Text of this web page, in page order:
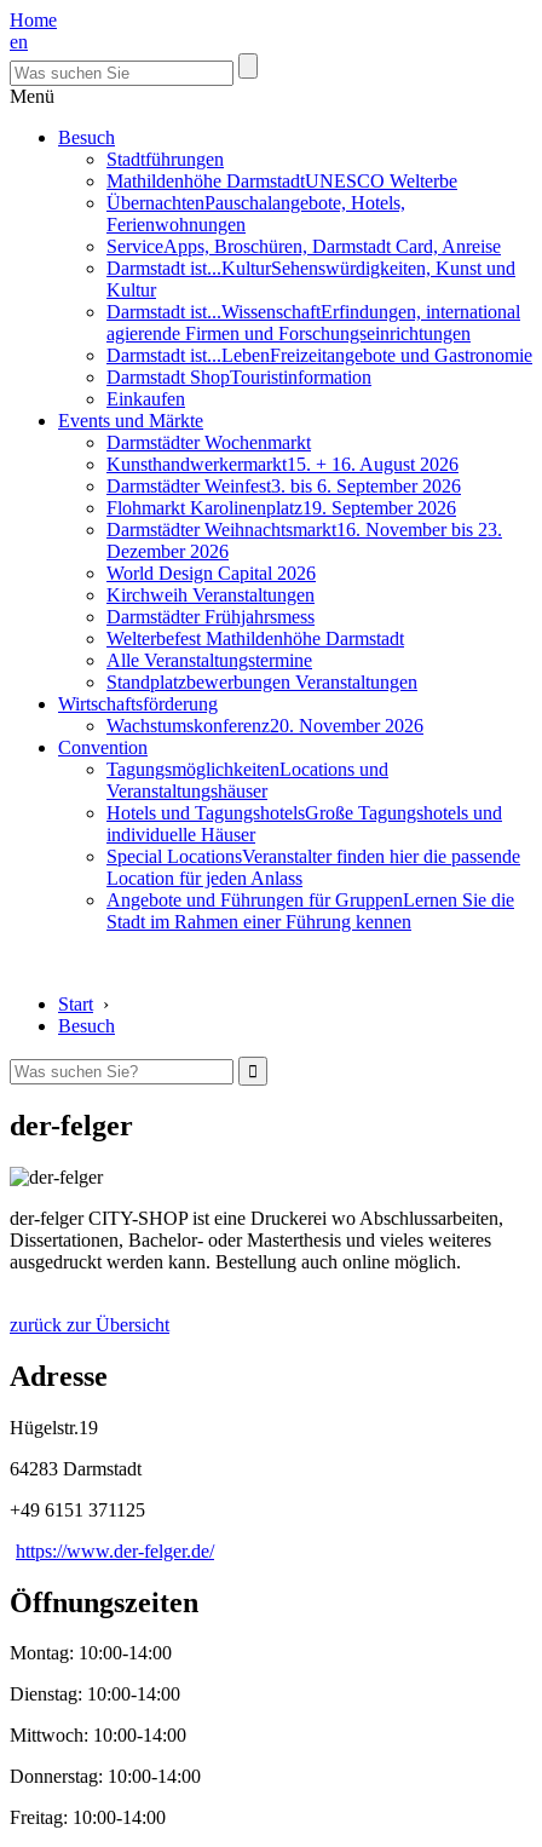
Home
en
Menü
Besuch
Stadtführungen
Mathildenhöhe DarmstadtUNESCO Welterbe
ÜbernachtenPauschalangebote, Hotels,
Ferienwohnungen
ServiceApps, Broschüren, Darmstadt Card, Anreise
Darmstadt ist...KulturSehenswürdigkeiten, Kunst und
Kultur
Darmstadt ist...WissenschaftErfindungen, international
agierende Firmen und Forschungseinrichtungen
Darmstadt ist...LebenFreizeitangebote und Gastronomie
Darmstadt ShopTouristinformation
Einkaufen
Events und Märkte
Darmstädter Wochenmarkt
Kunsthandwerkermarkt15. + 16. August 2026
Darmstädter Weinfest3. bis 6. September 2026
Flohmarkt Karolinenplatz19. September 2026
Darmstädter Weihnachtsmarkt16. November bis 23.
Dezember 2026
World Design Capital 2026
Kirchweih Veranstaltungen
Darmstädter Frühjahrsmess
Welterbefest Mathildenhöhe Darmstadt
Alle Veranstaltungstermine
Standplatzbewerbungen Veranstaltungen
Wirtschaftsförderung
Wachstumskonferenz20. November 2026
Convention
TagungsmöglichkeitenLocations und
Veranstaltungshäuser
Hotels und TagungshotelsGroße Tagungshotels und
individuelle Häuser
Special LocationsVeranstalter finden hier die passende
Location für jeden Anlass
Angebote und Führungen für GruppenLernen Sie die
Stadt im Rahmen einer Führung kennen
Start ›
Besuch
der-felger
der-felger CITY-SHOP ist eine Druckerei wo Abschlussarbeiten,
Dissertationen, Bachelor- oder Masterthesis und vieles weiteres
ausgedruckt werden kann. Bestellung auch online möglich.
zurück zur Übersicht
Adresse
Hügelstr.19
64283 Darmstadt
+49 6151 371125
https://www.der-felger.de/
Öffnungszeiten
Montag: 10:00-14:00
Dienstag: 10:00-14:00
Mittwoch: 10:00-14:00
Donnerstag: 10:00-14:00
Freitag: 10:00-14:00